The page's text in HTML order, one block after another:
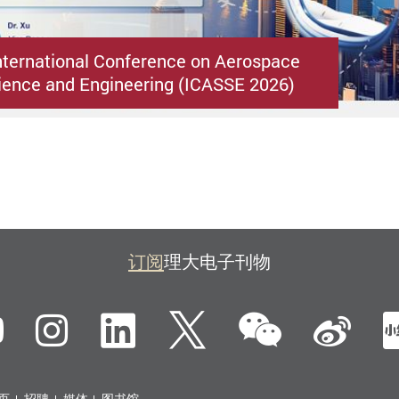
Conference on Aerospace
and Engineering (ICASSE 2026)
订阅理大电子刊物
YouTubeInstagramLinkedIn
Twitter微信新